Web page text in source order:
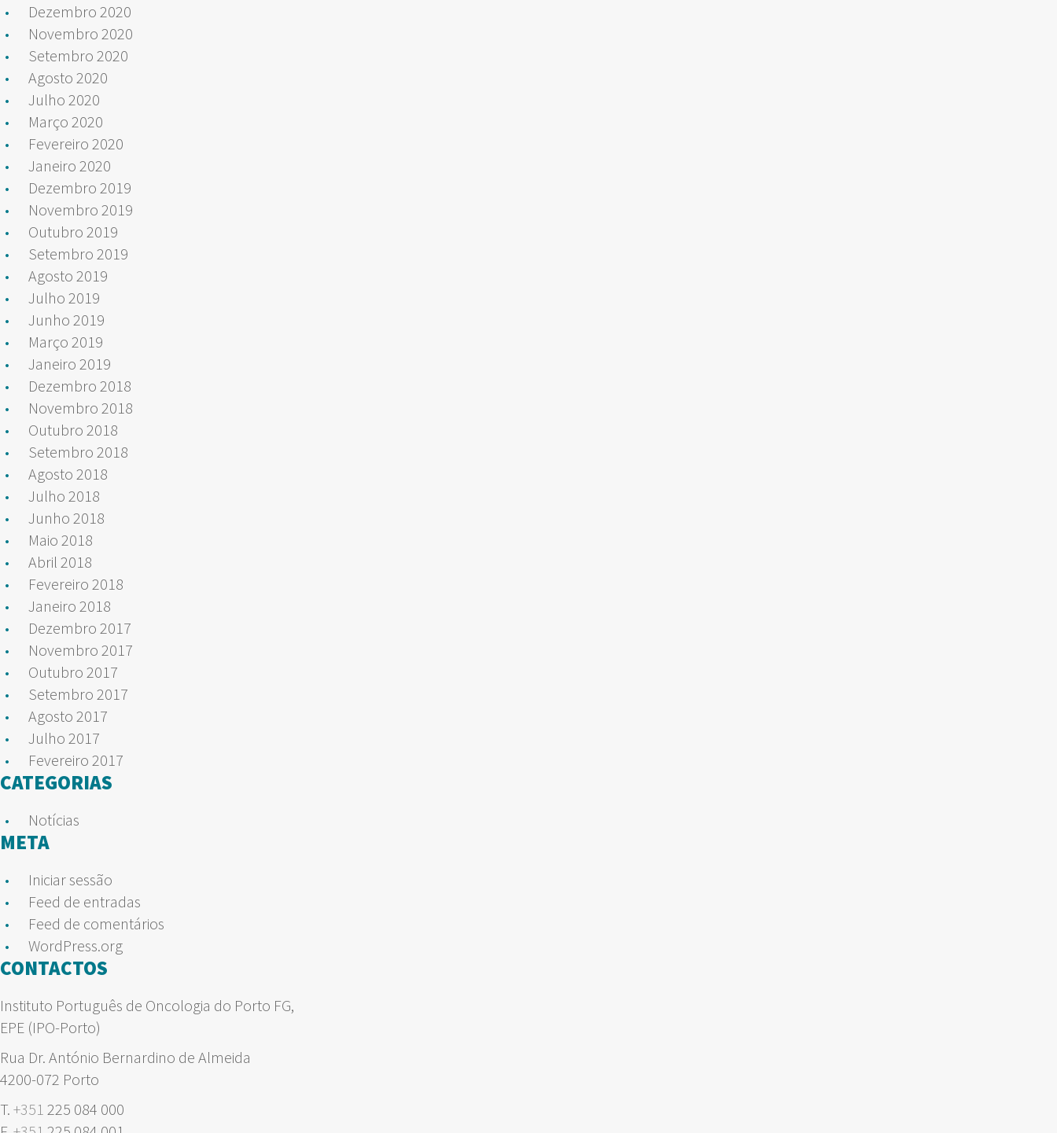
Dezembro 2020
Novembro 2020
Setembro 2020
Agosto 2020
Julho 2020
Março 2020
Fevereiro 2020
Janeiro 2020
Dezembro 2019
Novembro 2019
Outubro 2019
Setembro 2019
Agosto 2019
Julho 2019
Junho 2019
Março 2019
Janeiro 2019
Dezembro 2018
Novembro 2018
Outubro 2018
Setembro 2018
Agosto 2018
Julho 2018
Junho 2018
Maio 2018
Abril 2018
Fevereiro 2018
Janeiro 2018
Dezembro 2017
Novembro 2017
Outubro 2017
Setembro 2017
Agosto 2017
Julho 2017
Fevereiro 2017
CATEGORIAS
Notícias
META
Iniciar sessão
Feed de entradas
Feed de comentários
WordPress.org
CONTACTOS
Instituto Português de Oncologia do Porto FG,
EPE (IPO-Porto)
Rua Dr. António Bernardino de Almeida
4200-072 Porto
T. +351 225 084 000